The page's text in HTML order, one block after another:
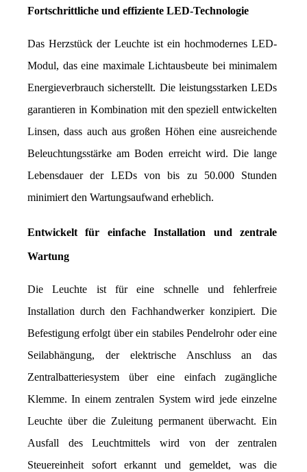
Fortschrittliche und effiziente LED-Technologie
Das Herzstück der Leuchte ist ein hochmodernes LED-
Modul, das eine maximale Lichtausbeute bei minimalem
Energieverbrauch sicherstellt. Die leistungsstarken LEDs
garantieren in Kombination mit den speziell entwickelten
Linsen, dass auch aus großen Höhen eine ausreichende
Beleuchtungsstärke am Boden erreicht wird. Die lange
Lebensdauer der LEDs von bis zu 50.000 Stunden
minimiert den Wartungsaufwand erheblich.
Entwickelt für einfache Installation und zentrale
Wartung
Die Leuchte ist für eine schnelle und fehlerfreie
Installation durch den Fachhandwerker konzipiert. Die
Befestigung erfolgt über ein stabiles Pendelrohr oder eine
Seilabhängung, der elektrische Anschluss an das
Zentralbatteriesystem über eine einfach zugängliche
Klemme. In einem zentralen System wird jede einzelne
Leuchte über die Zuleitung permanent überwacht. Ein
Ausfall des Leuchtmittels wird von der zentralen
Steuereinheit sofort erkannt und gemeldet, was die